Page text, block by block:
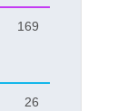
169
26